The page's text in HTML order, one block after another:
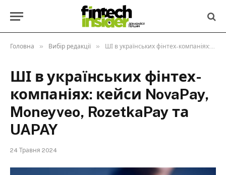
Головна » Вибір редакції » ШІ в українських фінтех-компаніях: кейси NovaPay, Moneyveo, RozetkaPay та UAPAY
ШІ в українських фінтех-
компаніях: кейси NovaPay,
Moneyveo, RozetkaPay та
UAPAY
24 Травня 2024